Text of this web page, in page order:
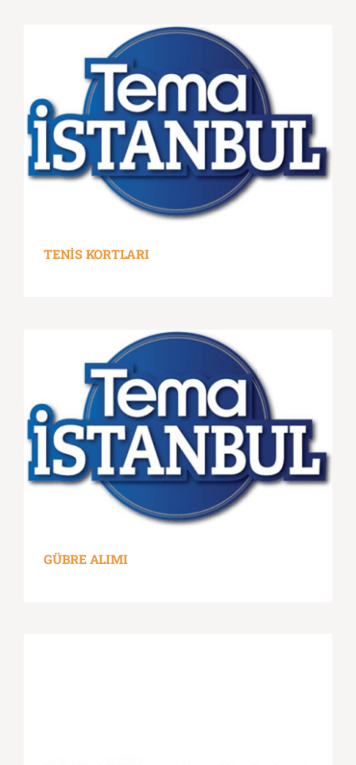
TENİS KORTLARI
GÜBRE ALIMI